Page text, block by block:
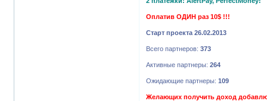
Оплатив ОДИН раз 10$ !!!
Старт проекта 26.02.2013
Всего партнеров:373
Активные партнеры:264
Ожидающие партнеры:109
Желающих получить доход добавлю